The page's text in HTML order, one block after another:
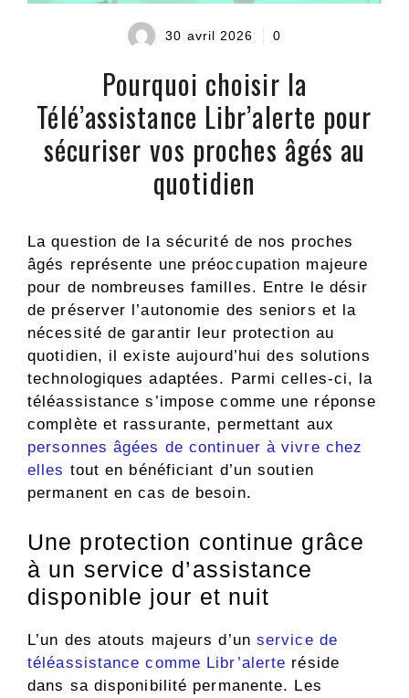
30 avril 2026 0
Pourquoi choisir la
Télé’assistance Libr’alerte pour
sécuriser vos proches âgés au
quotidien
La question de la sécurité de nos proches
âgés représente une préoccupation majeure
pour de nombreuses familles. Entre le désir
de préserver l’autonomie des seniors et la
nécessité de garantir leur protection au
quotidien, il existe aujourd’hui des solutions
technologiques adaptées. Parmi celles-ci, la
téléassistance s’impose comme une réponse
complète et rassurante, permettant aux
personnes âgées de continuer à vivre chez
elles tout en bénéficiant d’un soutien
permanent en cas de besoin.
Une protection continue grâce
à un service d’assistance
disponible jour et nuit
L’un des atouts majeurs d’un service de
téléassistance comme Libr’alerte réside
dans sa disponibilité permanente. Les